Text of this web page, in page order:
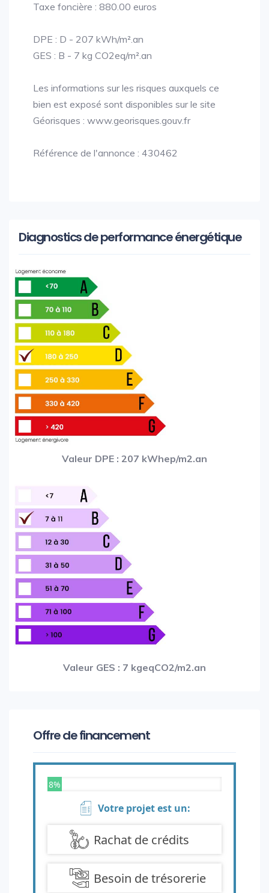
Taxe foncière : 880.00 euros
DPE : D - 207 kWh/m².an
GES : B - 7 kg CO2eq/m².an
Les informations sur les risques auxquels ce
bien est exposé sont disponibles sur le site
Géorisques : www.georisques.gouv.fr
Référence de l'annonce : 430462
Diagnostics de performance énergétique
Valeur DPE : 207 kWhep/m2.an
Valeur GES : 7 kgeqCO2/m2.an
Offre de financement